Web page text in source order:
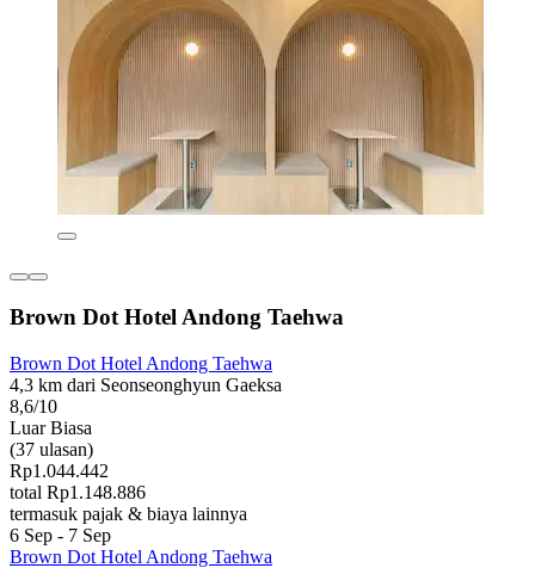
Brown Dot Hotel Andong Taehwa
Brown Dot Hotel Andong Taehwa
4,3 km dari Seonseonghyun Gaeksa
8,6/10
Luar Biasa
(37 ulasan)
Rp1.044.442
total Rp1.148.886
termasuk pajak & biaya lainnya
6 Sep - 7 Sep
Brown Dot Hotel Andong Taehwa